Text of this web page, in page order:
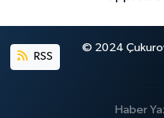
RSS
© 2024
Haber